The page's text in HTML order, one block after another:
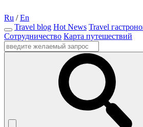
Ru /En
Travel blog Hot News Travel
Сотрудничество Карта путешествий